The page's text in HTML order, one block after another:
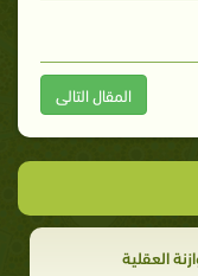
المقال التالى
العقلية